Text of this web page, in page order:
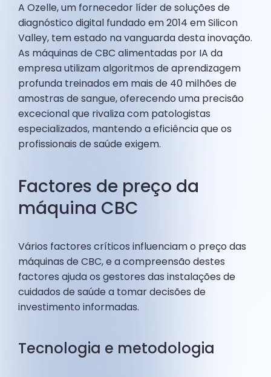
A Ozelle, um fornecedor líder de soluções de
diagnóstico digital fundado em 2014 em Silicon
Valley, tem estado na vanguarda desta inovação.
As máquinas de CBC alimentadas por IA da
empresa utilizam algoritmos de aprendizagem
profunda treinados em mais de 40 milhões de
amostras de sangue, oferecendo uma precisão
excecional que rivaliza com patologistas
especializados, mantendo a eficiência que os
profissionais de saúde exigem.
Factores de preço da
máquina CBC
Vários factores críticos influenciam o preço das
máquinas de CBC, e a compreensão destes
factores ajuda os gestores das instalações de
cuidados de saúde a tomar decisões de
investimento informadas.
Tecnologia e metodologia